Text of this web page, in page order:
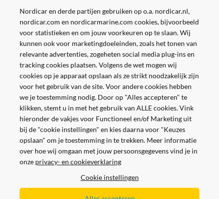
Veilig en gemakkelijk betalen
Nordicar en derde partijen gebruiken op o.a. nordicar.nl,
nordicar.com en nordicarmarine.com cookies, bijvoorbeeld
voor statistieken en om jouw voorkeuren op te slaan. Wij
kunnen ook voor marketingdoeleinden, zoals het tonen van
relevante advertenties, zogeheten social media plug-ins en
tracking cookies plaatsen. Volgens de wet mogen wij
cookies op je apparaat opslaan als ze strikt noodzakelijk zijn
voor het gebruik van de site. Voor andere cookies hebben
we je toestemming nodig. Door op "Alles accepteren" te
klikken, stemt u in met het gebruik van ALLE cookies. Vink
hieronder de vakjes voor Functioneel en/of Marketing uit
bij de "cookie instellingen" en kies daarna voor "Keuzes
opslaan" om je toestemming in te trekken. Meer informatie
over hoe wij omgaan met jouw persoonsgegevens vind je in
onze privacy- en cookieverklaring
Cookie instellingen